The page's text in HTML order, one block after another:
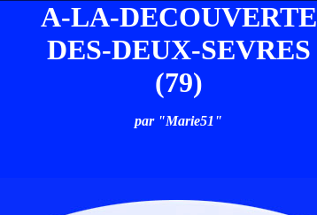
A-LA-DECOUVERTE
DES-DEUX-SEVRES
(79)
par "Marie51"